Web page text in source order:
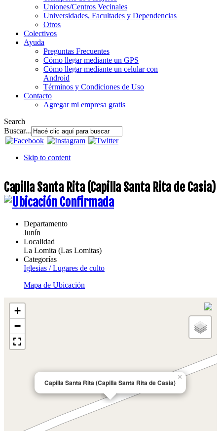
Uniones/Centros Vecinales
Universidades, Facultades y Dependencias
Otros
Colectivos
Ayuda
Preguntas Frecuentes
Cómo llegar mediante un GPS
Cómo llegar mediante un celular con
Android
Términos y Condiciones de Uso
Contacto
Agregar mi empresa gratis
Search
Buscar...
Skip to content
Capilla Santa Rita (Capilla Santa Rita de Casia)
Departamento
Junín
Localidad
La Lomita (Las Lomitas)
Categorías
Iglesias / Lugares de culto
Mapa de Ubicación
Capilla Santa Rita (Capilla Santa Rita de Casia)
×
+
−